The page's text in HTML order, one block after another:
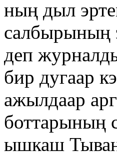
ның дыл
салбырының
деп
бир дугаар
ажылдаар
боттарының
ышкаш